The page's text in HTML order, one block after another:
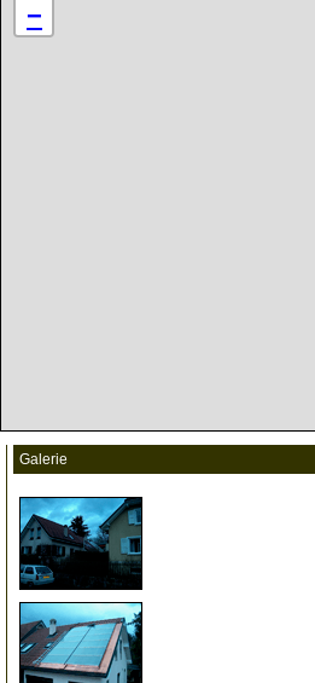
−
Galerie